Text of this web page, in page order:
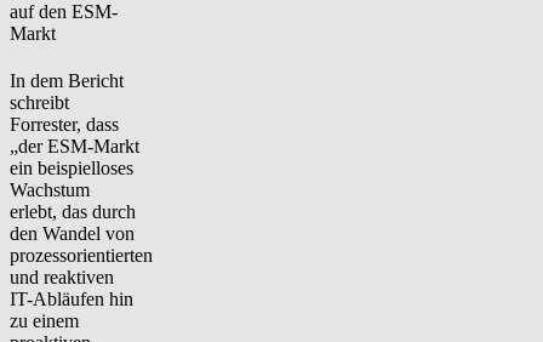
auf den ESM-
Markt
In dem Bericht
schreibt
Forrester, dass
„der ESM-Markt
ein beispielloses
Wachstum
erlebt, das durch
den Wandel von
prozessorientierten
und reaktiven
IT-Abläufen hin
zu einem